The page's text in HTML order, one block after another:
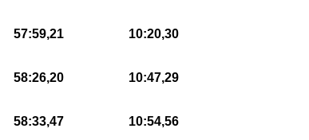
57:59,21 10:20,30
58:26,20 10:47,29
58:33,47 10:54,56